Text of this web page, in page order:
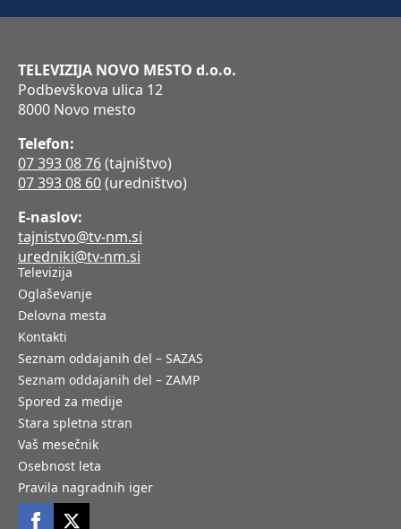
TELEVIZIJA NOVO MESTO d.o.o.
Podbevškova ulica 12
8000 Novo mesto
Telefon:
07 393 08 76(tajništvo)
07 393 08 60(uredništvo)
E-naslov:
tajnistvo@tv-nm.si
uredniki@tv-nm.si
Televizija
Oglaševanje
Delovna mesta
Kontakti
Seznam oddajanih del – SAZAS
Seznam oddajanih del – ZAMP
Spored za medije
Stara spletna stran
Vaš mesečnik
Osebnost leta
Pravila nagradnih iger